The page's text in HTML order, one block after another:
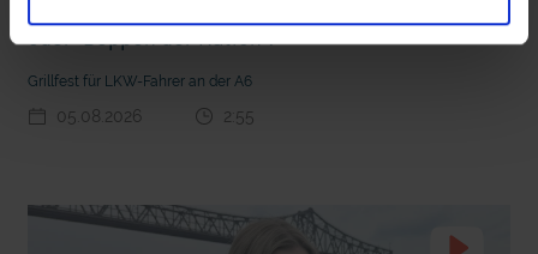
Nachhaltige Geldanlage: Rendite mit gutem Gewissen?
oder "Deppen der Nation"?
Grillfest für LKW-Fahrer an der A6
05.08.2026 2:55